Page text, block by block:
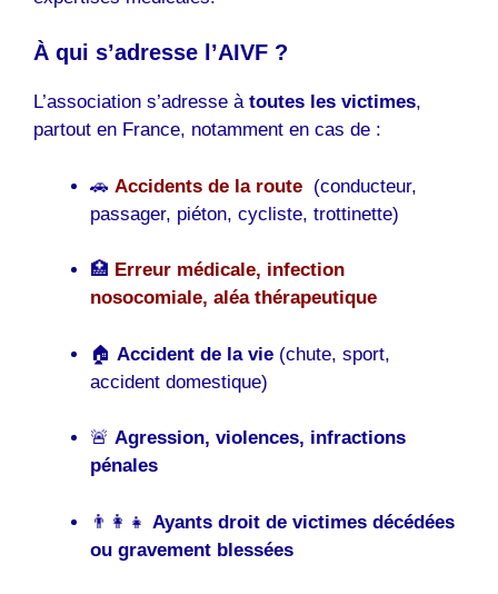
À qui s’adresse l’AIVF ?
L’association s’adresse à toutes les victimes,
partout en France, notamment en cas de :
🚗 Accidents de la route (conducteur,
passager, piéton, cycliste, trottinette)
🏥 Erreur médicale, infection
nosocomiale, aléa thérapeutique
🏠 Accident de la vie (chute, sport,
accident domestique)
🚨 Agression, violences, infractions
pénales
👨‍👩‍👧 Ayants droit de victimes décédées
ou gravement blessées